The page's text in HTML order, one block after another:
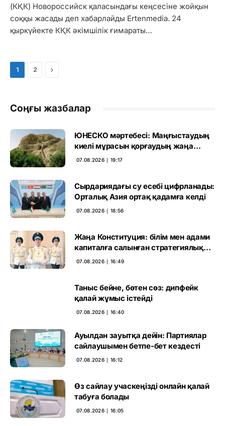
(КҚК) Новороссийск қаласындағы кеңсесіне жойқын
соққы жасады деп хабарлайды Ertenmedia. 24
қыркүйекте КҚК әкімшілік ғимараты…
1 2 Next
Соңғы жазбалар
ЮНЕСКО мәртебесі: Маңғыстаудың
киелі мұрасын қорғаудың жаңа
кезеңі басталды
07.08.2026 ∣ 19:17
Сырдариядағы су есебі цифрланады:
Орталық Азия ортақ қадамға келді
07.08.2026 ∣ 18:56
Жаңа Конституция: білім мен адами
капиталға салынған стратегиялық
негіз
07.08.2026 ∣ 16:49
Таныс бейне, бөтен сөз: дипфейк
қалай жұмыс істейді
07.08.2026 ∣ 16:40
Ауылдан зауытқа дейін: Партиялар
сайлаушымен бетпе-бет кездесті
07.08.2026 ∣ 16:12
Өз сайлау учаскеңізді онлайн қалай
табуға болады
07.08.2026 ∣ 16:05